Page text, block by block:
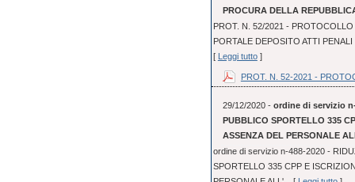
PROCURA DELLA
PROT. N. 52/2021 -
PORTALE DEPOSITO ATTI
[ Leggi tutto]
PROT. N. 52-2021 -
29/12/2020 - ordine di servizio
PUBBLICO SPORTELLO 335
ASSENZA DEL PERSONALE
ordine di servizio n-488-2020 -
SPORTELLO 335 CPP E